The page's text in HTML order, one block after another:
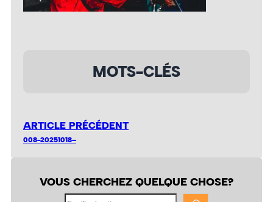
MOTS-CLÉS
ARTICLE PRÉCÉDENT
008-20251018–
VOUS CHERCHEZ QUELQUE CHOSE?